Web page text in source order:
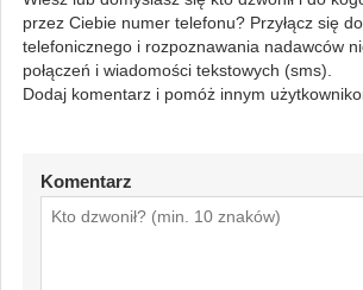
przez Ciebie numer telefonu? Przyłącz się
telefonicznego i rozpoznawania nadawców
połączeń i wiadomości tekstowych (sms).
Dodaj komentarz i pomóż innym
Komentarz